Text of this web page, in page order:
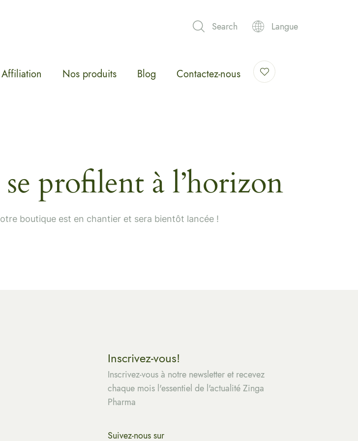
Search Langue
Affiliation Nos produits Blog Contactez-nous
profilent à l’horizon
boutique est en chantier et sera bientôt lancée !
Inscrivez-vous!
Inscrivez-vous à notre newsletter et recevez
chaque mois l'essentiel de l'actualité Zinga
Pharma
Suivez-nous sur